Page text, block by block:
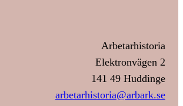
Arbetarhistoria
Elektronvägen 2
141 49 Huddinge
arbetarhistoria@arbark.se